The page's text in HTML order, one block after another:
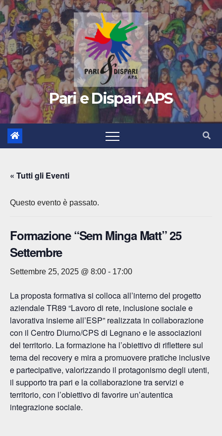
Pari e Dispari APS
« Tutti gli Eventi
Questo evento è passato.
Formazione “Sem Minga Matt” 25
Settembre
Settembre 25, 2025 @ 8:00 - 17:00
La proposta formativa si colloca all’interno del progetto
aziendale TR89 “Lavoro di rete, inclusione sociale e
lavorativa insieme all’ESP” realizzata in collaborazione
con il Centro Diurno/CPS di Legnano e le associazioni
del territorio. La formazione ha l’obiettivo di riflettere sul
tema del recovery e mira a promuovere pratiche inclusive
e partecipative, valorizzando il protagonismo degli utenti,
il supporto tra pari e la collaborazione tra servizi e
territorio, con l’obiettivo di favorire un’autentica
integrazione sociale.